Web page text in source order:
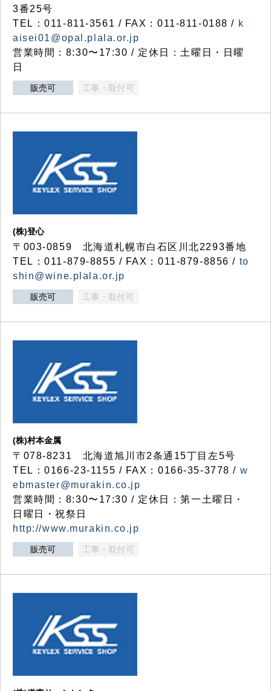
3番25号
TEL：011-811-3561 / FAX：011-811-0188 / k
aisei01@opal.plala.or.jp
営業時間：8:30〜17:30 / 定休日：土曜日・日曜
日
販売可 工事・取付可
(株)登心
〒003-0859 北海道札幌市白石区川北2293番地
TEL：011-879-8855 / FAX：011-879-8856 / to
shin@wine.plala.or.jp
販売可 工事・取付可
(株)村本金属
〒078-8231 北海道旭川市2条通15丁目左5号
TEL：0166-23-1155 / FAX：0166-35-3778 / w
ebmaster@murakin.co.jp
営業時間：8:30〜17:30 / 定休日：第一土曜日・
日曜日・祝祭日
http://www.murakin.co.jp
販売可 工事・取付可